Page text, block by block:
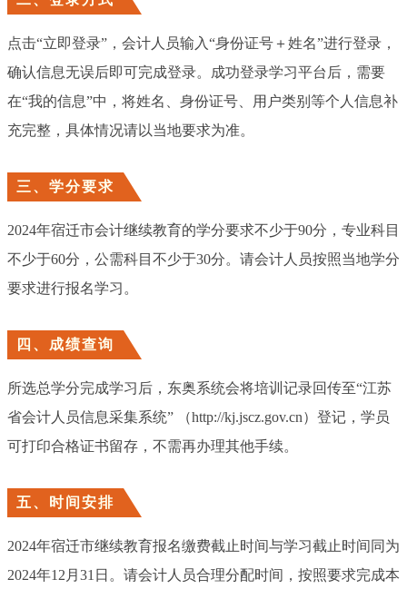
点击“立即登录”，会计人员输入“身份证号＋姓名”进行登录，
确认信息无误后即可完成登录。成功登录学习平台后，需要
在“我的信息”中，将姓名、身份证号、用户类别等个人信息补
充完整，具体情况请以当地要求为准。
三、学分要求
2024年宿迁市会计继续教育的学分要求不少于90分，专业科目
不少于60分，公需科目不少于30分。请会计人员按照当地学分
要求进行报名学习。
四、成绩查询
所选总学分完成学习后，东奥系统会将培训记录回传至“江苏
省会计人员信息采集系统” （http://kj.jscz.gov.cn）登记，学员
可打印合格证书留存，不需再办理其他手续。
五、时间安排
2024年宿迁市继续教育报名缴费截止时间与学习截止时间同为
2024年12月31日。请会计人员合理分配时间，按照要求完成本